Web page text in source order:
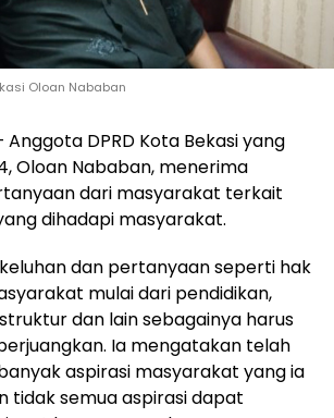
Oloan Nababan
Anggota DPRD Kota Bekasi yang
Oloan Nababan, menerima
dari masyarakat terkait
dihadapi masyarakat.
dan pertanyaan seperti hak
mulai dari pendidikan,
dan lain sebagainya harus
Ia mengatakan telah
aspirasi masyarakat yang ia
tidak semua aspirasi dapat